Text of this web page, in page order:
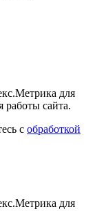
для
работы сайта.
с обработкой
для